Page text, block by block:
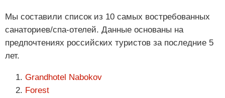
Мы составили список из 10 самых востребованных
санаториев/спа-отелей. Данные основаны на
предпочтениях российских туристов за последние 5
лет.
Grandhotel Nabokov
Forest